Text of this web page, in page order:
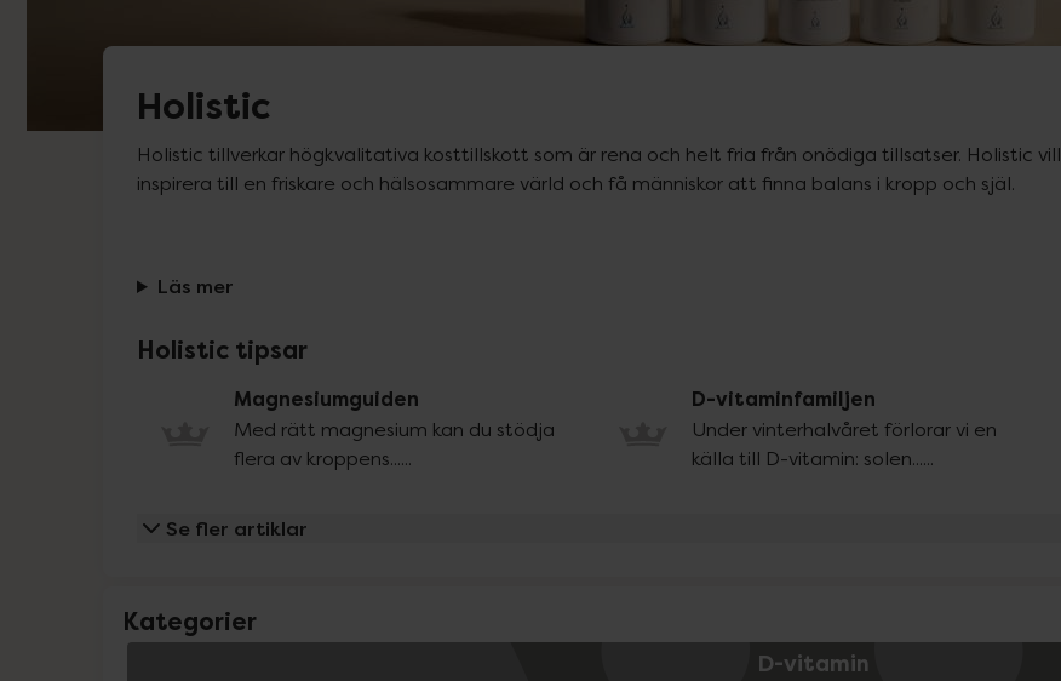
Holistic
Holistic tillverkar högkvalitativa kosttillskott som är rena och helt fria från onödiga tillsatser. Holistic vill
inspirera till en friskare och hälsosammare värld och få människor att finna balans i kropp och själ.
Läs mer
Holistic tipsar
Magnesiumguiden
Med rätt magnesium kan du stödja
flera av kroppens......
D-vitaminfamiljen
Under vinterhalvåret förlorar vi en
källa till D-vitamin: solen......
Se fler artiklar
Kategorier
D-vitamin